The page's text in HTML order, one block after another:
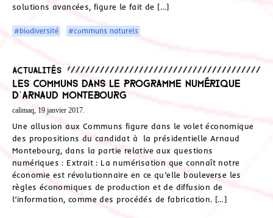
solutions avancées, figure le fait de […]
#biodiversité #communs naturels
Actualités
Les Communs dans le programme numérique
d’Arnaud Montebourg
calimaq, 19 janvier 2017.
Une allusion aux Communs figure dans le volet économique
des propositions du candidat à la présidentielle Arnaud
Montebourg, dans la partie relative aux questions
numériques : Extrait : La numérisation que connaît notre
économie est révolutionnaire en ce qu’elle bouleverse les
règles économiques de production et de diffusion de
l’information, comme des procédés de fabrication. […]